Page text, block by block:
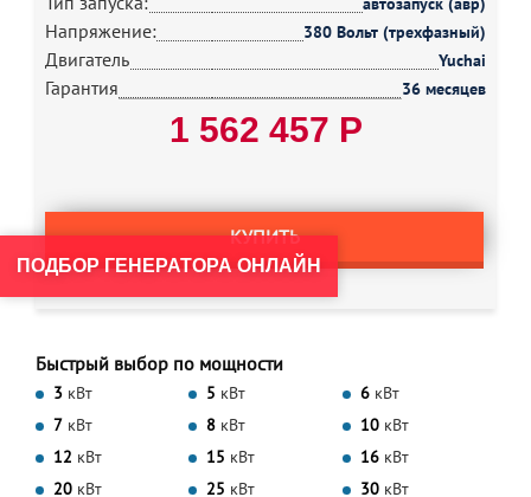
Напряжение: 380 Вольт (трехфазный)
Двигатель Yuchai
Гарантия 36 месяцев
1 562 457 Р
КУПИТЬ
Быстрый выбор по мощности
3 кВт 5 кВт 6 кВт
7 кВт 8 кВт 10 кВт
12 кВт 15 кВт 16 кВт
20 кВт 25 кВт 30 кВт
ПОДБОР ГЕНЕРАТОРА ОНЛАЙН